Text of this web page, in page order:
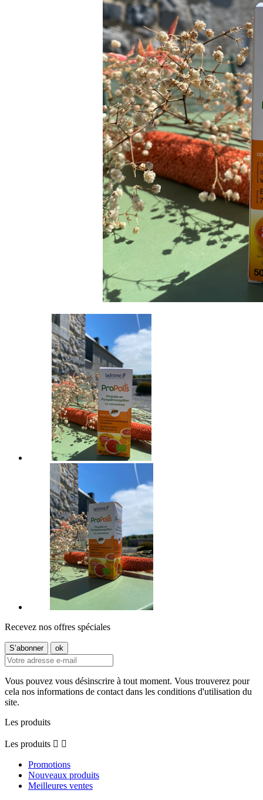
Recevez nos offres spéciales
Vous pouvez vous désinscrire à tout moment. Vous trouverez pour
cela nos informations de contact dans les conditions d'utilisation du
site.
Les produits
Les produits  
Promotions
Nouveaux produits
Meilleures ventes